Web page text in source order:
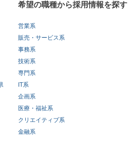
希望の職種から採用情報を探す
営業系
販売・サービス系
事務系
技術系
専門系
IT系
企画系
医療・福祉系
クリエイティブ系
金融系